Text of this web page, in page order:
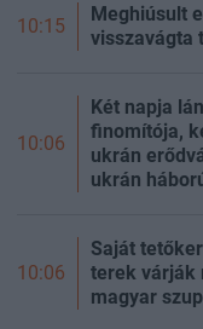
10:15
Meghiúsult
visszavágta
10:06
Két napja
finomítója,
ukrán
ukrán
10:06
Saját
terek várják
magyar